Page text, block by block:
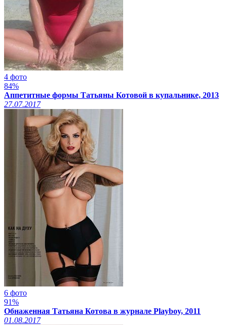
4 фото
84%
Аппетитные формы Татьяны Котовой в купальнике, 2013
27.07.2017
6 фото
91%
Обнаженная Татьяна Котова в журнале Playboy, 2011
01.08.2017